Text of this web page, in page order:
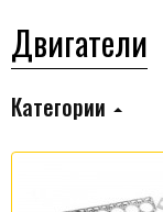
Двигатели
Категории